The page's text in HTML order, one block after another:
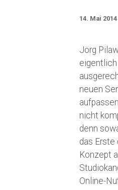
14. Mai 2014
Jörg
neuen
nicht
denn
das
Konzept
Online-